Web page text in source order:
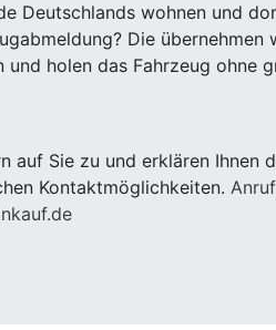
Deutschlands wohnen und
Die übernehmen
holen das Fahrzeug ohne
auf Sie zu und erklären Ihnen
Kontaktmöglichkeiten. Anruf